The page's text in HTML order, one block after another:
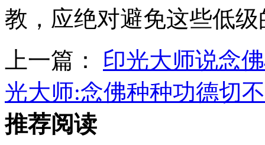
教，应绝对避免这些低
上一篇： 印光大师说念
光大师:念佛种种功德切
推荐阅读